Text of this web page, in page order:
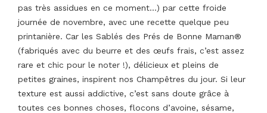
pas très assidues en ce moment…) par cette froide
journée de novembre, avec une recette quelque peu
printanière. Car les Sablés des Prés de Bonne Maman®
(fabriqués avec du beurre et des œufs frais, c’est assez
rare et chic pour le noter !), délicieux et pleins de
petites graines, inspirent nos Champêtres du jour. Si leur
texture est aussi addictive, c’est sans doute grâce à
toutes ces bonnes choses, flocons d’avoine, sésame,